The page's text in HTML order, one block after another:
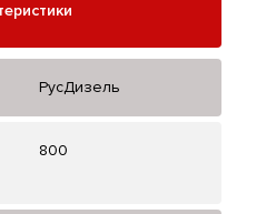
РусДизель
800